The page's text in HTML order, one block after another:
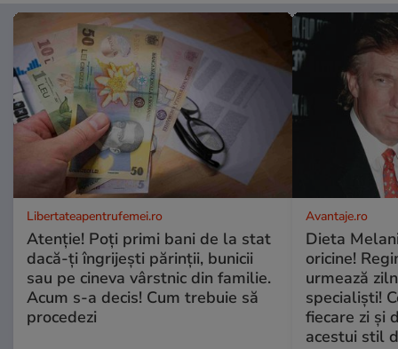
Libertateapentrufemei.ro
Atenție! Poți primi bani de la stat
dacă-ți îngrijești părinții, bunicii
sau pe cineva vârstnic din familie.
Acum s-a decis! Cum trebuie să
procedezi
Avantaje.ro
Dieta
oricine!
urmează
specialiști!
fiecare zi și
acestui stil